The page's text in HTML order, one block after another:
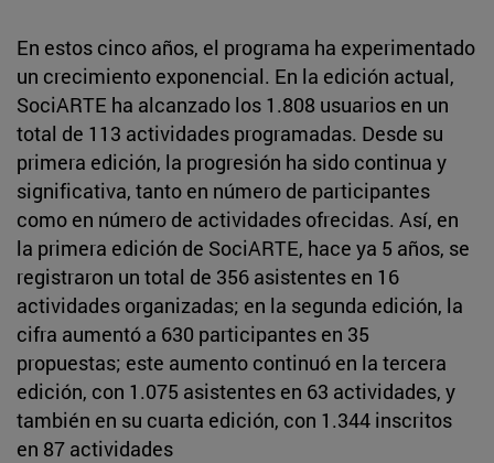
En estos cinco años, el programa ha experimentado
un crecimiento exponencial. En la edición actual,
SociARTE ha alcanzado los 1.808 usuarios en un
total de 113 actividades programadas. Desde su
primera edición, la progresión ha sido continua y
significativa, tanto en número de participantes
como en número de actividades ofrecidas. Así, en
la primera edición de SociARTE, hace ya 5 años, se
registraron un total de 356 asistentes en 16
actividades organizadas; en la segunda edición, la
cifra aumentó a 630 participantes en 35
propuestas; este aumento continuó en la tercera
edición, con 1.075 asistentes en 63 actividades, y
también en su cuarta edición, con 1.344 inscritos
en 87 actividades